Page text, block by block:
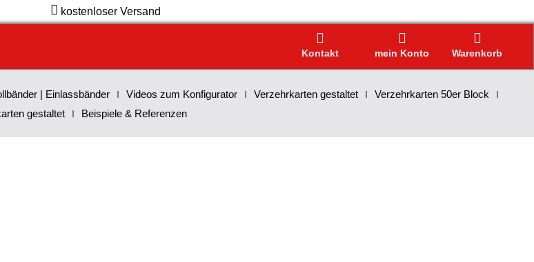
kostenloser Versand
Warenkorb
Kontakt mein Konto
| Einlassbänder Videos zum Konfigurator Verzehrkarten gestaltet
Verzehrkarten 50er Block
gestaltet
Beispiele & Referenzen